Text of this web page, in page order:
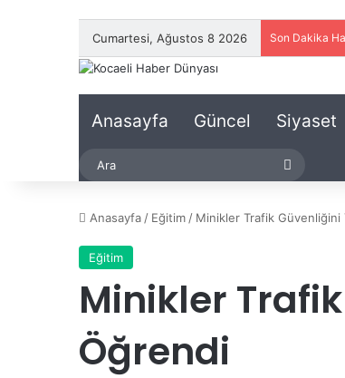
Cumartesi, Ağustos 8 2026 Son Dakika
Anasayfa Güncel Siyaset
Anasayfa / Eğitim / Minikler Trafik Güvenliğini
Eğitim
Minikler
Öğrendi